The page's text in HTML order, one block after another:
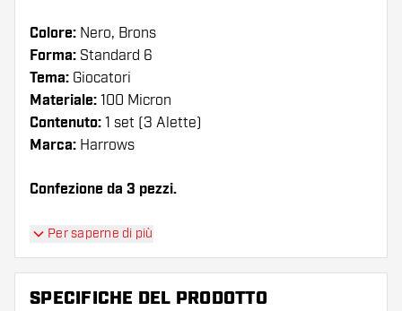
Colore: Nero, Brons
Forma: Standard 6
Tema: Giocatori
Materiale: 100 Micron
Contenuto: 1 set (3 Alette)
Marca: Harrows
Confezione da 3 pezzi.
Suggerimento di Dartshopper!
Assicuratevi di avere a portata di mano un gran
numero di alette e di astine. Questi possono
Per saperne di più
SPECIFICHE DEL PRODOTTO